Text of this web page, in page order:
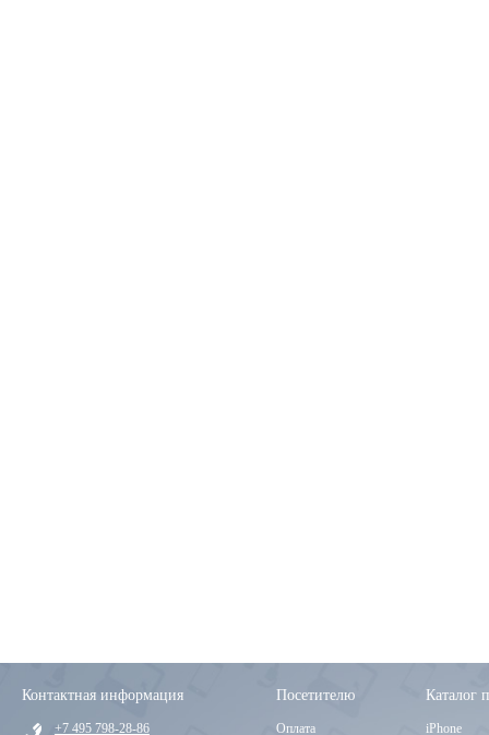
Контактная информация
+7 495 798-28-86
Посетителю
Оплата
Каталог
iPhone